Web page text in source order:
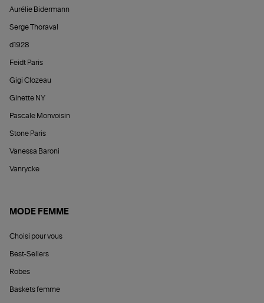
Aurélie Bidermann
Serge Thoraval
d1928
Feidt Paris
Gigi Clozeau
Ginette NY
Pascale Monvoisin
Stone Paris
Vanessa Baroni
Vanrycke
MODE FEMME
Choisi pour vous
Best-Sellers
Robes
Baskets femme